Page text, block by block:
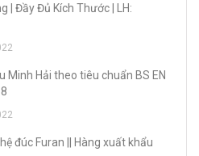
| Đầy Đủ Kích Thước | LH:
Minh Hải theo tiêu chuẩn BS EN
đúc Furan || Hàng xuất khẩu